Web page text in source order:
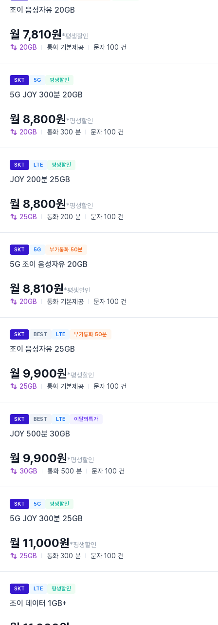
조이 음성자유 20GB
20GB 통화 기본제공 문자 100 건
월 7,810원*평생할인
SKT 5G 평생할인
5G JOY 300분 20GB
20GB 통화 300 분 문자 100 건
월 8,800원*평생할인
SKT LTE 평생할인
JOY 200분 25GB
25GB 통화 200 분 문자 100 건
월 8,800원*평생할인
SKT 5G 부가통화 50분
5G 조이 음성자유 20GB
20GB 통화 기본제공 문자 100 건
월 8,810원*평생할인
SKT BEST LTE 부가통화 50분
조이 음성자유 25GB
25GB 통화 기본제공 문자 100 건
월 9,900원*평생할인
SKT BEST LTE 이달의특가
JOY 500분 30GB
30GB 통화 500 분 문자 100 건
월 9,900원*평생할인
SKT 5G 평생할인
5G JOY 300분 25GB
25GB 통화 300 분 문자 100 건
월 11,000원*평생할인
SKT LTE 평생할인
조이 데이터 1GB+